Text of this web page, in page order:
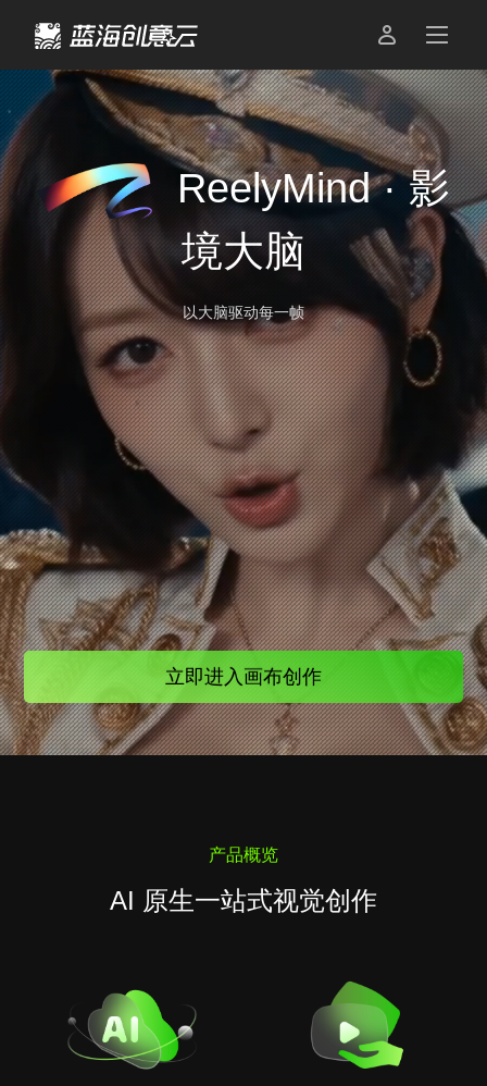

ReelyMind · 影
境大脑
以大脑驱动每一帧
立即进入画布创作
产品概览
AI 原生一站式视觉创作